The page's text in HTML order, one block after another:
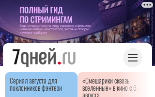
Сериал августа для
поклонников фэнтези
«Смешарики сквозь
вселенные» в кино с 6
августа